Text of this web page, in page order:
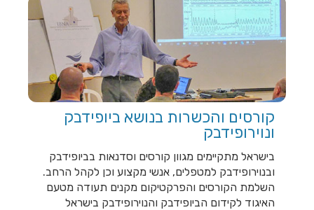
חש...
קורסים והכשרות בנושא ביופידבק
ונוירופידבק
בישראל מתקיימים מגוון קורסים וסדנאות בביופידבק
ובנוירופידבק למטפלים, אנשי מקצוע וכן לקהל הרחב.
השלמת הקורסים והפרקטיקום מקנים תעודה מטעם
האיגוד לקידום הביופידבק והנוירופידבק בישראל